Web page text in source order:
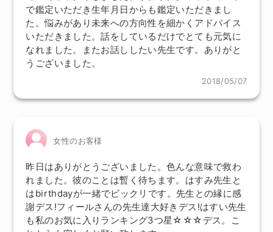
で鑑定いただき生年月日からも鑑定いただきまし
た。悩みがあり未来への方向性を細かくアドバイス
いただきました。話をしているだけでとても元気に
なれました。またお話ししたい先生です。ありがと
うございました。
2018/05/07
女性のお客様
昨日はありがとうございました。色んな意味で救わ
れました。彼のことは暫く待ちます。はすみ先生と
はbirthdayが一緒でビックリです。先生との縁に感
謝デス!フィールさんの先生達大好きデス!はすい先生
も私のお気に入りランキング3つ星☆☆☆デス。こ